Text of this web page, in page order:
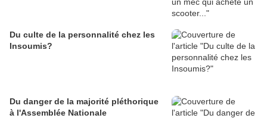
Du culte de la personnalité chez les
Insoumis?
Du danger de la majorité pléthorique
à l'Assemblée Nationale